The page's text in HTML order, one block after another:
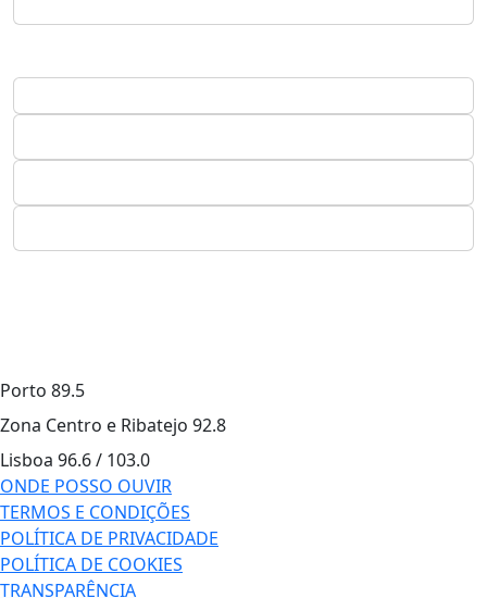
Porto 89.5
Zona Centro e Ribatejo 92.8
Lisboa 96.6 / 103.0
ONDE POSSO OUVIR
TERMOS E CONDIÇÕES
POLÍTICA DE PRIVACIDADE
POLÍTICA DE COOKIES
TRANSPARÊNCIA